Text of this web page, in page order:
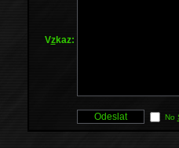
Vzkaz:
No